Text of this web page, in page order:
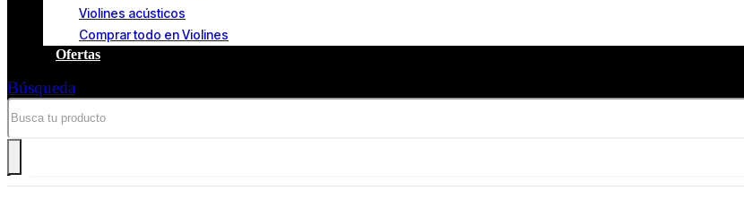
Violines acústicos
Comprar todo en Violines
Ofertas
Búsqueda